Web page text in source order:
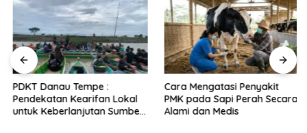
PDKT Danau Tempe :
Pendekatan Kearifan Lokal
untuk Keberlanjutan Sumber
Cara Mengatasi Penyakit
PMK pada Sapi Perah Secara
Alami dan Medis